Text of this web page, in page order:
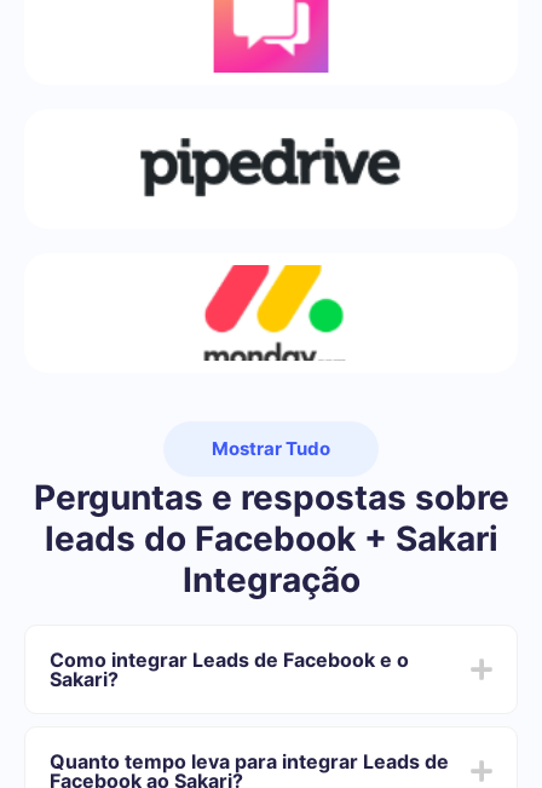
Mostrar Tudo
Perguntas e respostas sobre
leads do Facebook + Sakari
Integração
Como integrar Leads de Facebook e o
Sakari?
Sakari
Quanto tempo leva para integrar Leads de
Facebook ao Sakari?